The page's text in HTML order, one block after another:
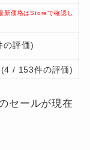
新価格はStoreで確認し
の評価)
/ 153件の評価)
セールが現在